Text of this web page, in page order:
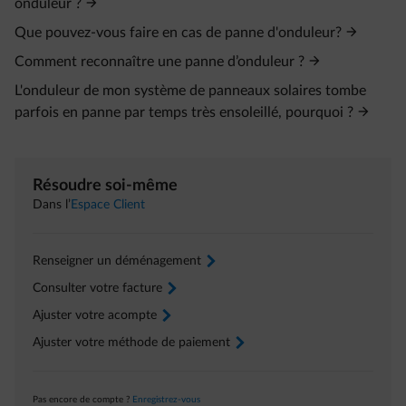
onduleur ?
Que pouvez-vous faire en cas de panne d'onduleur?
Comment reconnaître une panne d’onduleur ?
L'onduleur de mon système de panneaux solaires tombe
parfois en panne par temps très ensoleillé, pourquoi ?
Résoudre soi-même
Dans l’ Espace Client
Renseigner un déménagement arrow-right
Consulter votre facture arrow-right
Ajuster votre acompte arrow-right
Ajuster votre méthode de paiement arrow-right
Pas encore de compte ? Enregistrez-vous